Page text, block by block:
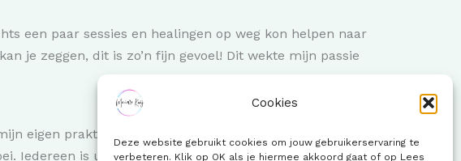
Cookies
Deze website gebruikt cookies om jouw gebruikerservaring te
verbeteren. Klik op OK als je hiermee akkoord gaat of op Lees
een paar sessies en healingen op weg kon helpen naar
je zeggen, dit is zo’n fijn gevoel! Dit wekte mijn passie
eigen praktijk te starten. Nu sta ik klaar om moeders
Iedereen is uniek, dus bied ik 100% maatwerk. We kijken